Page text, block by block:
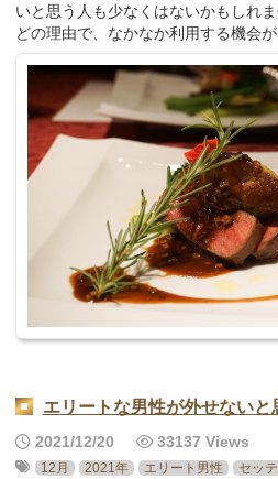
いと思う人も少なくはないかもしれ
どの理由で、なかなか利用する機会
エリートな男性が外せないと
2021/12/20 33137 Views
12月 2021年 エリート男性 セッ